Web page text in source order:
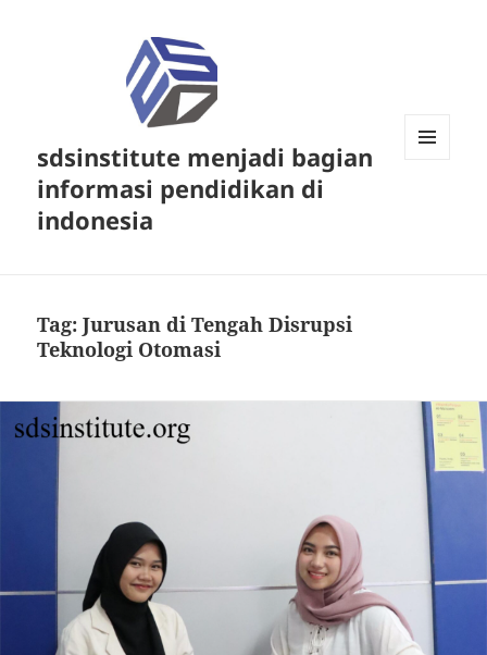
sdsinstitute menjadi bagian
informasi pendidikan di
indonesia
Tag:Jurusan di Tengah Disrupsi
Teknologi Otomasi